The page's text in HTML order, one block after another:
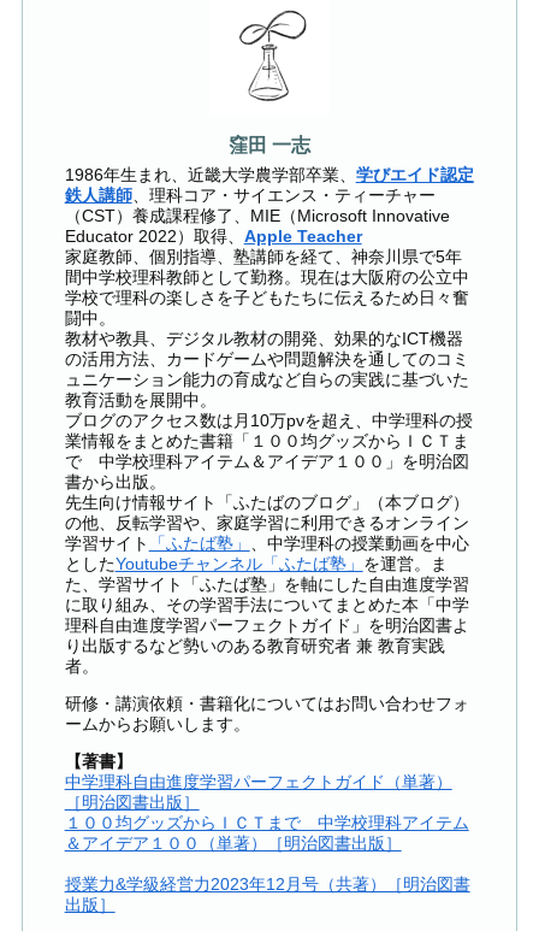
窪田 一志
1986年生まれ、近畿大学農学部卒業、 学びエイド認定
鉄人講師、理科コア・サイエンス・ティーチャー
（CST）養成課程修了、MIE（Microsoft Innovative
Educator 2022）取得、 Apple Teacher
家庭教師、個別指導、塾講師を経て、神奈川県で5年
間中学校理科教師として勤務。現在は大阪府の公立中
学校で理科の楽しさを子どもたちに伝えるため日々奮
闘中。
教材や教具、デジタル教材の開発、効果的なICT機器
の活用方法、カードゲームや問題解決を通してのコミ
ュニケーション能力の育成など自らの実践に基づいた
教育活動を展開中。
ブログのアクセス数は月10万pvを超え、中学理科の授
業情報をまとめた書籍「１００均グッズからＩＣＴま
で 中学校理科アイテム＆アイデア１００」を明治図
書から出版。
先生向け情報サイト「ふたばのブログ」（本ブログ）
の他、反転学習や、家庭学習に利用できるオンライン
学習サイト
「ふたば塾」 、中学理科の授業動画を中心
としたYoutubeチャンネル「ふたば塾」 を運営。ま
た、学習サイト「ふたば塾」を軸にした自由進度学習
に取り組み、その学習手法についてまとめた本「中学
理科自由進度学習パーフェクトガイド」を明治図書よ
り出版するなど勢いのある教育研究者 兼 教育実践
者。
研修・講演依頼・書籍化についてはお問い合わせフォ
ームからお願いします。
【著書】
中学理科自由進度学習パーフェクトガイド（単著）
［明治図書出版］
１００均グッズからＩＣＴまで 中学校理科アイテム
＆アイデア１００（単著）［明治図書出版］
授業力&学級経営力2023年12月号（共著）［明治図書
出版］